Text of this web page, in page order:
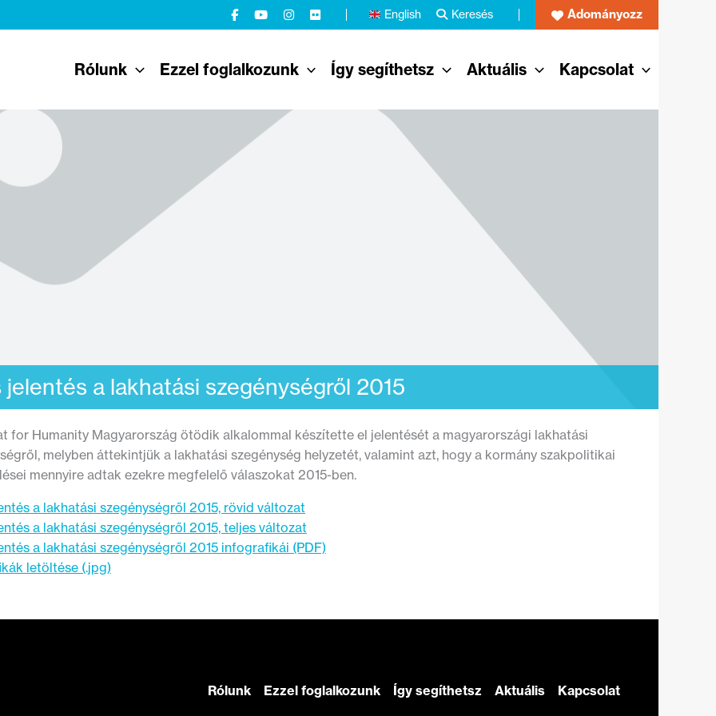
English Keresés Adományozz
Rólunk Ezzel foglalkozunk Így segíthetsz Aktuális Kapcsolat
jelentés a lakhatási szegénységről 2015
for Humanity Magyarország ötödik alkalommal készítette el jelentését a magyarországi lakhatási
melyben áttekintjük a lakhatási szegénység helyzetét, valamint azt, hogy a kormány szakpolitikai
mennyire adtak ezekre megfelelő válaszokat 2015-ben.
a lakhatási szegénységről 2015, rövid változat
a lakhatási szegénységről 2015, teljes változat
a lakhatási szegénységről 2015 infografikái (PDF)
letöltése (.jpg)
Rólunk Ezzel foglalkozunk Így segíthetsz Aktuális Kapcsolat